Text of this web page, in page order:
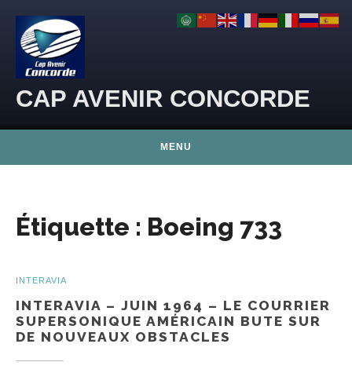
CAP AVENIR CONCORDE
MENU
Étiquette : Boeing 733
INTERAVIA
INTERAVIA – JUIN 1964 – LE COURRIER
SUPERSONIQUE AMÉRICAIN BUTE SUR
DE NOUVEAUX OBSTACLES